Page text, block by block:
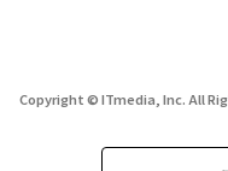
Copyright © ITmedia, Inc. All